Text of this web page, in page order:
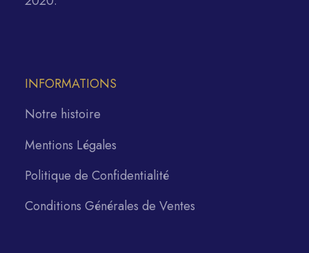
INFORMATIONS
Notre histoire
Mentions Légales
Politique de Confidentialité
Conditions Générales de Ventes